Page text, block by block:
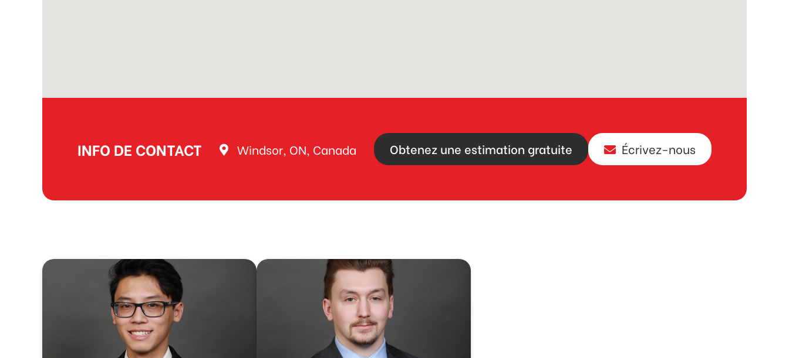
INFO DE CONTACT Windsor, ON, Canada Obtenez une estimation gratuite Écrivez-nous